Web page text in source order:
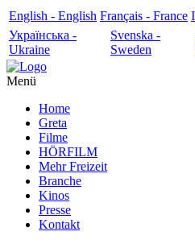
English - English Français - France
Українська -
Ukraine
Svenska -
Sweden
Menü
Home
Greta
Filme
HÖRFILM
Mehr Freizeit
Branche
Kinos
Presse
Kontakt